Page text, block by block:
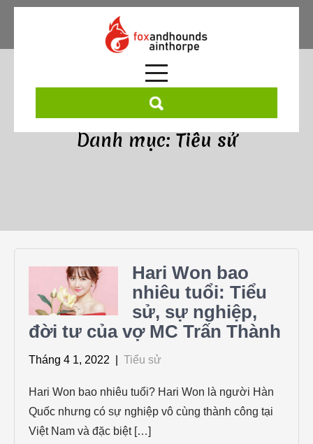
Skip
Danh mục:Tiểu sử
Hari Won bao
nhiêu tuổi: Tiểu
sử, sự nghiệp,
đời tư của vợ MC Trấn Thành
Tháng 4 1, 2022 Tiểu sử
Hari Won bao nhiêu tuổi? Hari Won là người Hàn
Quốc nhưng có sự nghiệp vô cùng thành công tại
Việt Nam và đặc biệt […]